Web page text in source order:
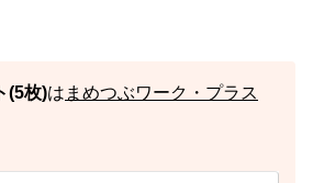
(5枚)は まめつぶワーク・プラス